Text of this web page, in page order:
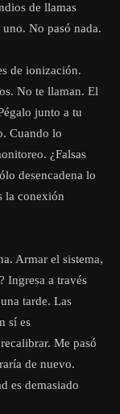
de llamas
No pasó nada.
de ionización.
No te llaman. El
junto a tu
Cuando lo
¿Falsas
desencadena lo
la conexión
Armar el sistema,
Ingresa a través
tarde. Las
sí es
Me pasó
de nuevo.
es demasiado